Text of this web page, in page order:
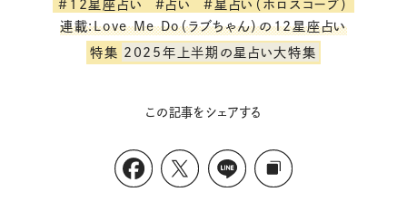
#12星座占い #占い
#星占い（ホロスコープ）
連載:Love Me Do（ラブちゃん）の12星座占い
特集 2025年上半期の星占い大特集
この記事をシェアする